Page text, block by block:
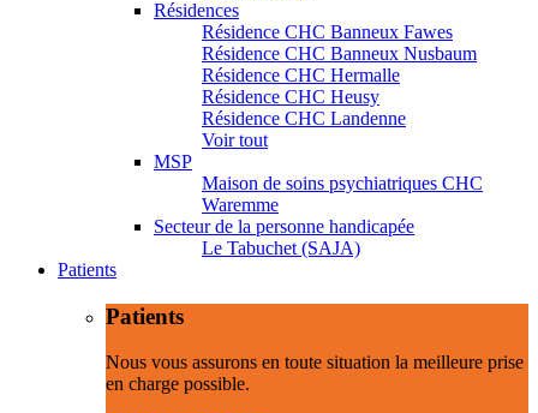
Résidences
Résidence CHC Banneux Fawes
Résidence CHC Banneux Nusbaum
Résidence CHC Hermalle
Résidence CHC Heusy
Résidence CHC Landenne
Voir tout
MSP
Maison de soins psychiatriques CHC
Waremme
Secteur de la personne handicapée
Le Tabuchet (SAJA)
Patients
Patients
Nous vous assurons en toute situation la meilleure prise
en charge possible.